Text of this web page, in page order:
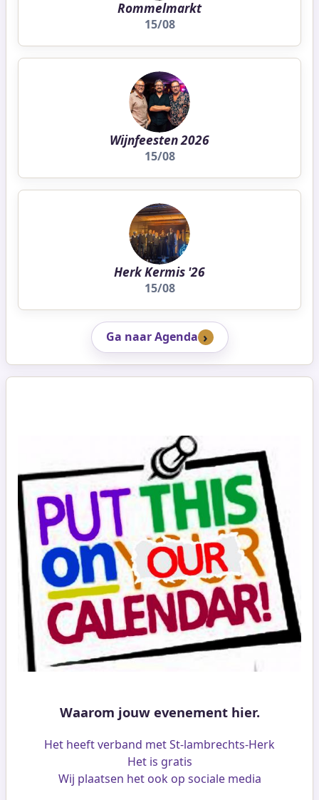
Rommelmarkt
15/08
Wijnfeesten 2026
15/08
Herk Kermis '26
15/08
Ga naar Agenda
Waarom jouw evenement hier.
Het heeft verband met St-lambrechts-Herk
Het is gratis
Wij plaatsen het ook op sociale media